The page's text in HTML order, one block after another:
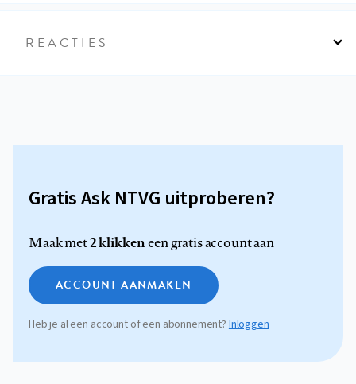
REACTIES
Gratis Ask NTVG uitproberen?
Maak met2 klikkeneen gratis account aan
ACCOUNT AANMAKEN
Heb je al een account of een abonnement?Inloggen